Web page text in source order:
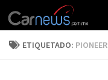
ETIQUETADO: PIONEER